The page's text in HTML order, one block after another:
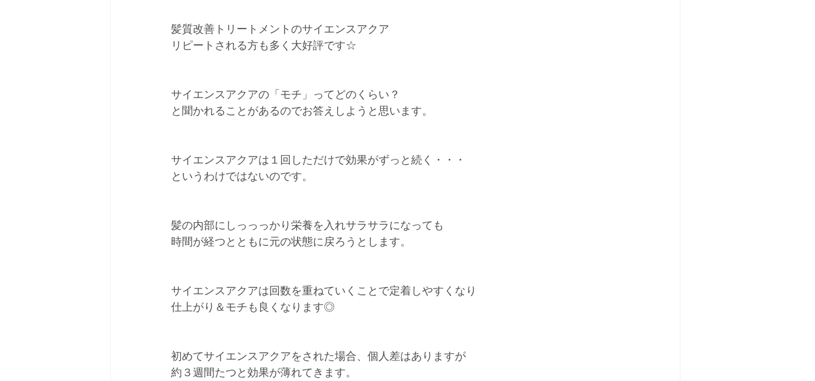
髪質改善トリートメントのサイエンスアクア
リピートされる方も多く大好評です☆
サイエンスアクアの「モチ」ってどのくらい？
と聞かれることがあるのでお答えしようと思います。
サイエンスアクアは１回しただけで効果がずっと続く・・・
というわけではないのです。
髪の内部にしっっっかり栄養を入れサラサラになっても
時間が経つとともに元の状態に戻ろうとします。
サイエンスアクアは回数を重ねていくことで定着しやすくなり
仕上がり＆モチも良くなります◎
初めてサイエンスアクアをされた場合、個人差はありますが
約３週間たつと効果が薄れてきます。